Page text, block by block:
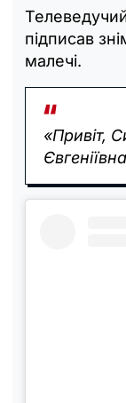
підписав
малечі.
«Привіт,